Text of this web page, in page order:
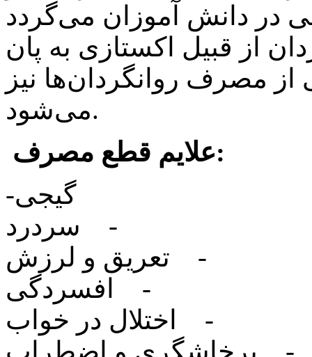
از قبیل اکستازی به پان
‏مصرف روانگردان‌ها نیز
می‌شود.
علایم قطع مصرف:
-‏ گیجی
‏-‏ سردرد
‏-‏ تعریق و لرزش
‏-‏ افسردگی
‏-‏ اختلال در خواب
‏-‏ پرخاشگری و اضطراب